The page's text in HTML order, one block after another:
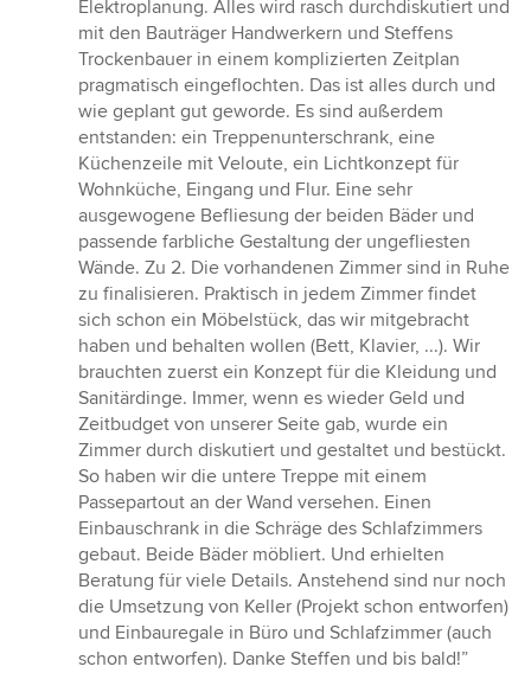
Elektroplanung. Alles wird rasch durchdiskutiert und
mit den Bauträger Handwerkern und Steffens
Trockenbauer in einem komplizierten Zeitplan
pragmatisch eingeflochten. Das ist alles durch und
wie geplant gut geworde. Es sind außerdem
entstanden: ein Treppenunterschrank, eine
Küchenzeile mit Veloute, ein Lichtkonzept für
Wohnküche, Eingang und Flur. Eine sehr
ausgewogene Befliesung der beiden Bäder und
passende farbliche Gestaltung der ungefliesten
Wände. Zu 2. Die vorhandenen Zimmer sind in Ruhe
zu finalisieren. Praktisch in jedem Zimmer findet
sich schon ein Möbelstück, das wir mitgebracht
haben und behalten wollen (Bett, Klavier, ...). Wir
brauchten zuerst ein Konzept für die Kleidung und
Sanitärdinge. Immer, wenn es wieder Geld und
Zeitbudget von unserer Seite gab, wurde ein
Zimmer durch diskutiert und gestaltet und bestückt.
So haben wir die untere Treppe mit einem
Passepartout an der Wand versehen. Einen
Einbauschrank in die Schräge des Schlafzimmers
gebaut. Beide Bäder möbliert. Und erhielten
Beratung für viele Details. Anstehend sind nur noch
die Umsetzung von Keller (Projekt schon entworfen)
und Einbauregale in Büro und Schlafzimmer (auch
schon entworfen). Danke Steffen und bis bald!”